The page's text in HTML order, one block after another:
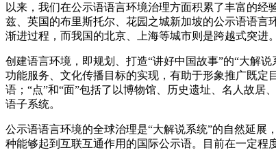
以来，我们在公示语语言环境治理方面积累了丰富的
兹、英国的布里斯托尔、花园之城新加坡的公示语语
渐进过程，而我国的北京、上海等城市则是跨越式突进
创建语言环境，即规划、打造“讲好中国故事”的“大解
功能服务、文化传播目标的实现，有助于形象推广既定
语；“点”和“面”包括了以博物馆、历史遗址、名人故
语子系统。
公示语语言环境的全球治理是“大解说系统”的自然延
种能够起到互联互通作用的国际公示语。目前在一定